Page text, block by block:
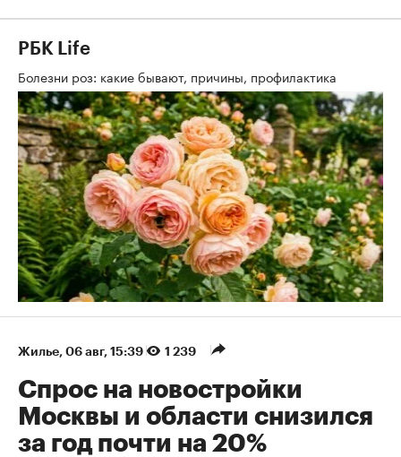
РБК Life
Болезни роз: какие бывают, причины, профилактика
Жилье 06 авг, 15:39 1 239
Спрос на новостройки
Москвы и области снизился
за год почти на 20%